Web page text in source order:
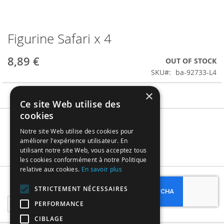
Skip
to
the
beginning
the
images
gallery
Figurine Safari x 4
8,89 €
OUT OF STOCK
SKU
ba-92733-L4
Sign
Up
for
Subscribe
×
Ce site Web utilise des
cookies
Notre site Web utilise des cookies pour
améliorer l'expérience utilisateur. En
utilisant notre site Web, vous acceptez tous
les cookies conformément à notre Politique
relative aux cookies. En savoir plus
STRICTEMENT NÉCESSAIRES
PERFORMANCE
CIBLAGE